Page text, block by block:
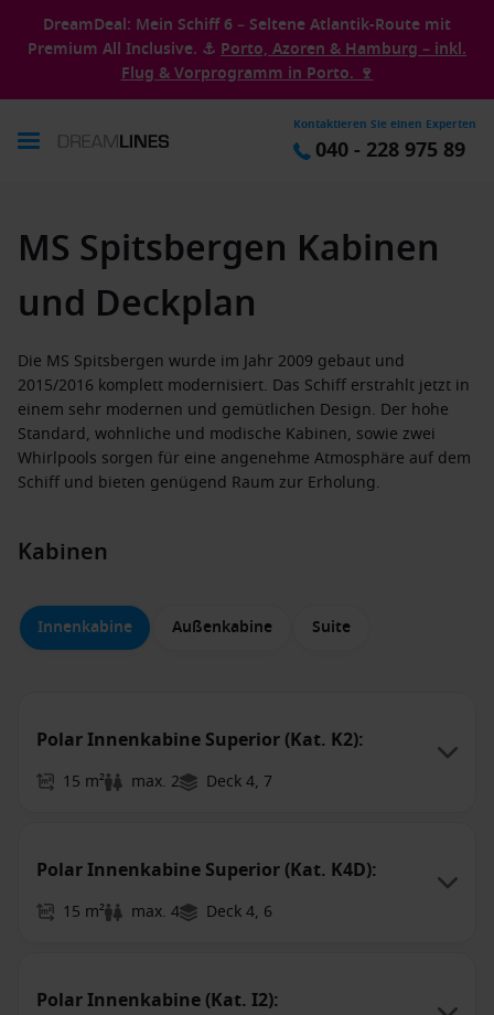
DreamDeal: Mein Schiff 6 – Seltene Atlantik-Route mit
Premium All Inclusive. ⚓ Porto, Azoren & Hamburg – inkl.
Flug & Vorprogramm in Porto. 🍷
Kontaktieren Sie einen Experten
040 - 228 975 89
MS Spitsbergen Kabinen
und Deckplan
Die MS Spitsbergen wurde im Jahr 2009 gebaut und
2015/2016 komplett modernisiert. Das Schiff erstrahlt jetzt in
einem sehr modernen und gemütlichen Design. Der hohe
Standard, wohnliche und modische Kabinen, sowie zwei
Whirlpools sorgen für eine angenehme Atmosphäre auf dem
Schiff und bieten genügend Raum zur Erholung.
Kabinen
Innenkabine Außenkabine Suite
Polar Innenkabine Superior (Kat. K2):
15 m² max. 2 Deck 4, 7
Polar Innenkabine Superior (Kat. K4D):
15 m² max. 4 Deck 4, 6
Polar Innenkabine (Kat. I2):